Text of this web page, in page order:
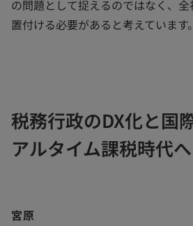
の問題として捉えるのではなく、
置付ける必要があると考えています。
税務行政のDX化と国
アルタイム課税時代へ
宮原